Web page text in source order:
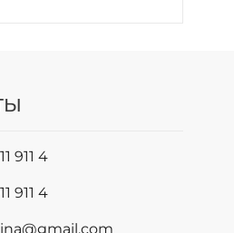
911 4
911 4